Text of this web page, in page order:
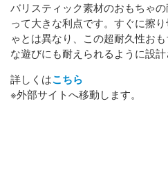
バリスティック素材のおもちゃ
って大きな利点です。すぐに擦
ゃとは異なり、この超耐久性お
な遊びにも耐えられるように設計
詳しくはこちら
※外部サイトへ移動します。